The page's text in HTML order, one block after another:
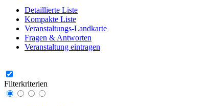
Detaillierte Liste
Kompakte Liste
Veranstaltungs-Landkarte
Fragen & Antworten
Veranstaltung eintragen
Filterkriterien